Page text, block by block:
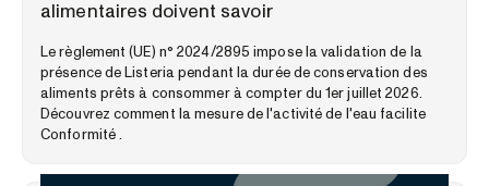
alimentaires doivent savoir
Le règlement (UE) n° 2024/2895 impose la validation de la
présence de Listeria pendant la durée de conservation des
aliments prêts à consommer à compter du 1er juillet 2026.
Découvrez comment la mesure de l'activité de l'eau facilite
Conformité .